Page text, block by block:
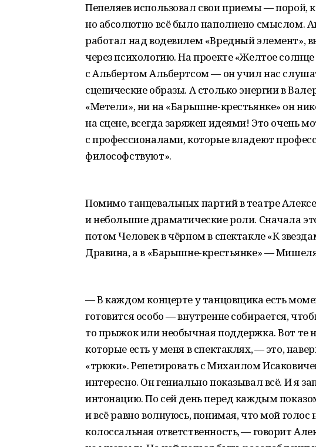
Пепеляев использовал свои приемы — порой,
но абсолютно всё было наполнено смыслом.
работал над водевилем «Вредный элемент»,
через психологию. На проекте «Желтое
с Альбертом Альбертсом — он учил нас
сценические образы. А столько энергии в
«Метели», ни на «Барышне-крестьянке» он
на сцене, всегда заряжен идеями! Это очень
с профессионалами, которые владеют
философствуют».
Помимо танцевальных партий в театре
и небольшие драматические роли. Сначала
потом Человек в чёрном в спектакле «К
Дравина, а в «Барышне-крестьянке» —
— В каждом концерте у танцовщика есть
готовится особо — внутренне собирается,
то прыжок или необычная поддержка. Вот те
которые есть у меня в спектаклях, — это,
«трюки». Репетировать с Михаилом
интересно. Он гениально показывал всё. И я
интонацию. По сей день перед каждым
и всё равно волнуюсь, понимая, что мой голос
колоссальная ответственность, — говорит